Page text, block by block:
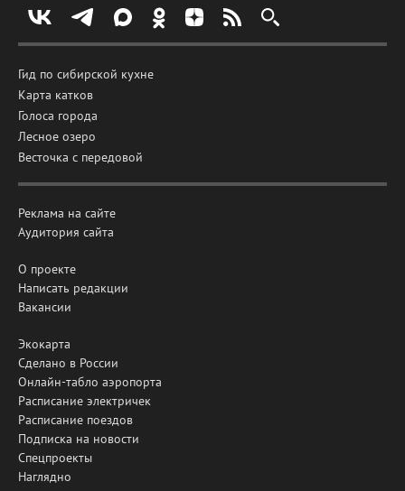
Гид по сибирской кухне
Карта катков
Голоса города
Лесное озеро
Весточка с передовой
Реклама на сайте
Аудитория сайта
О проекте
Написать редакции
Вакансии
Экокарта
Сделано в России
Онлайн-табло аэропорта
Расписание электричек
Расписание поездов
Подписка на новости
Спецпроекты
Наглядно